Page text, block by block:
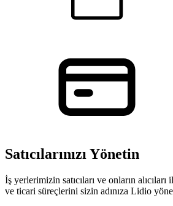
Satıcılarınızı Yönetin
İş yerlerimizin satıcıları ve onların
ve ticari süreçlerini sizin adınıza Lidio